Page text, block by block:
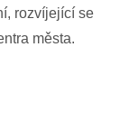
rozvíjející se
města.